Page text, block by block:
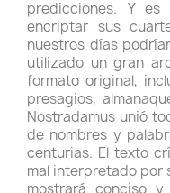
predicciones. Y
encriptar sus
nuestros días
utilizado un gran
formato original,
presagios,
Nostradamus unió
de nombres y
centurias. El texto
mal interpretado por
mostrará conciso